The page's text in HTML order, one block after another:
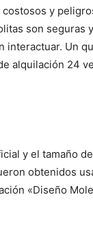
y
son seguras
Un
alquilación 24
y el tamaño
obtenidos
«Diseño